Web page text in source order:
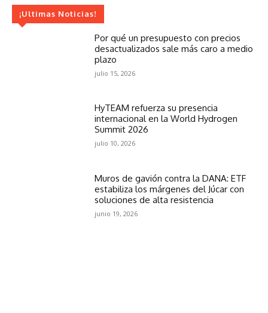
¡Ultimas Noticias!
Por qué un presupuesto con precios
desactualizados sale más caro a medio
plazo
julio 15, 2026
HyTEAM refuerza su presencia
internacional en la World Hydrogen
Summit 2026
julio 10, 2026
Muros de gavión contra la DANA: ETF
estabiliza los márgenes del Júcar con
soluciones de alta resistencia
junio 19, 2026